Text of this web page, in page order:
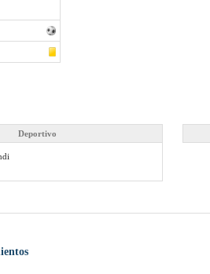
Deportivo